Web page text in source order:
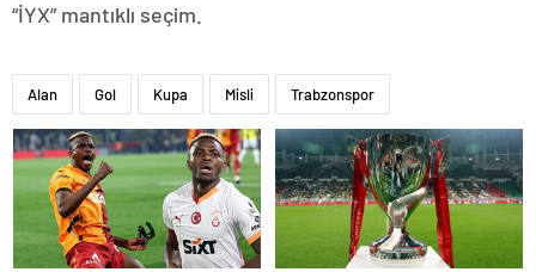
“İYX” mantıklı seçim.
Alan Gol Kupa Misli Trabzonspor